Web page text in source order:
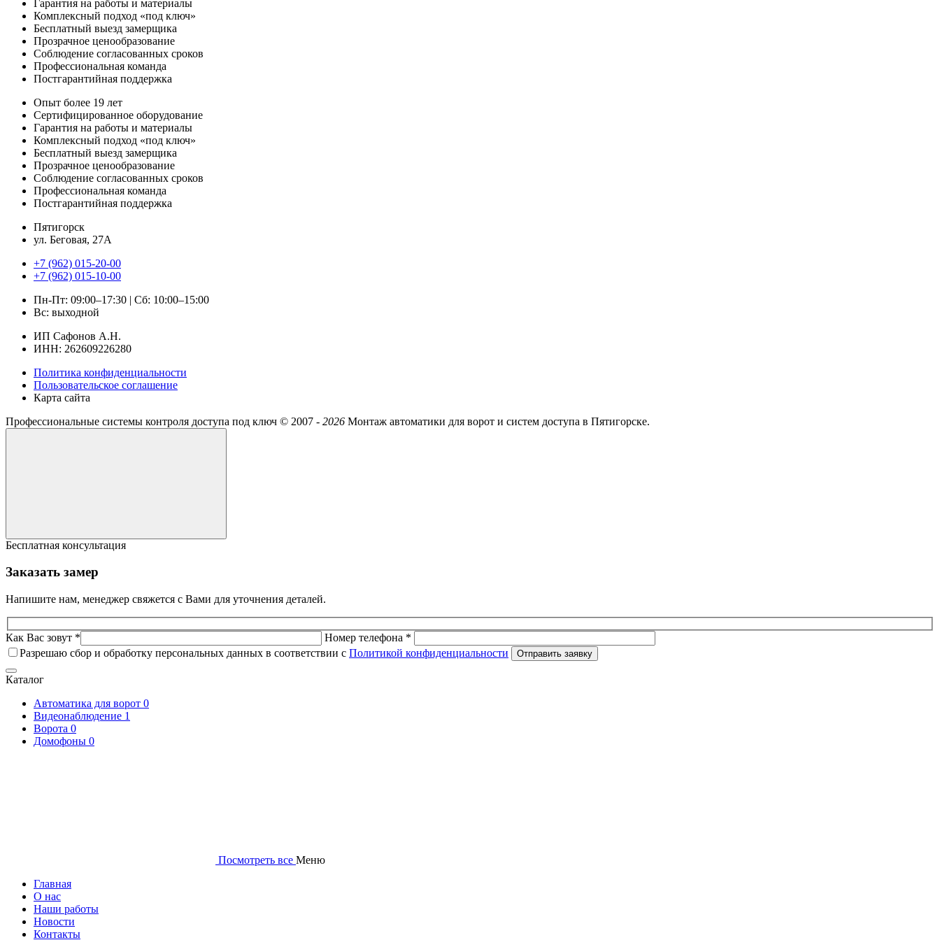
Гарантия на работы и материалы
Комплексный подход «под ключ»
Бесплатный выезд замерщика
Прозрачное ценообразование
Соблюдение согласованных сроков
Профессиональная команда
Постгарантийная поддержка
Опыт более 19 лет
Сертифицированное оборудование
Гарантия на работы и материалы
Комплексный подход «под ключ»
Бесплатный выезд замерщика
Прозрачное ценообразование
Соблюдение согласованных сроков
Профессиональная команда
Постгарантийная поддержка
Пятигорск
ул. Беговая, 27А
+7 (962) 015-20-00
+7 (962) 015-10-00
Пн-Пт: 09:00–17:30 | Сб: 10:00–15:00
Вс: выходной
ИП Сафонов А.Н.
ИНН: 262609226280
Политика конфиденциальности
Пользовательское соглашение
Карта сайта
Профессиональные системы контроля доступа под ключ © 2007 - 2026 Монтаж автоматики для ворот и систем доступа в Пятигорске.
Бесплатная консультация
Заказать замер
Напишите нам, менеджер свяжется с Вами для уточнения деталей.
Как Вас зовут *
Номер телефона *
Разрешаю сбор и обработку персональных данных в соответствии с Политикой конфиденциальности Отправить заявку
Каталог
Автоматика для ворот 0
Видеонаблюдение 1
Ворота 0
Домофоны 0
Посмотреть все Меню
Главная
О нас
Наши работы
Новости
Контакты